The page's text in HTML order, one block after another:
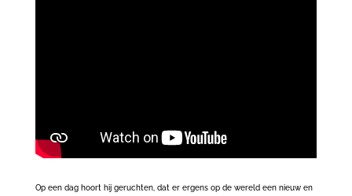
Op een dag hoort hij geruchten, dat er ergens op de wereld een nieuw en